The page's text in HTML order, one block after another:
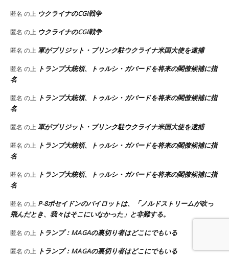
匿名 の上 ウクライナのCGI戦争
匿名 の上 ウクライナのCGI戦争
匿名 の上 軍がブリジット・ブリンク駐ウクライナ米国大使を逮捕
匿名 の上 トランプ大統領、トゥルシ・ガバードを将来の閣僚候補に指
名
匿名 の上 トランプ大統領、トゥルシ・ガバードを将来の閣僚候補に指
名
匿名 の上 軍がブリジット・ブリンク駐ウクライナ米国大使を逮捕
匿名 の上 トランプ大統領、トゥルシ・ガバードを将来の閣僚候補に指
名
匿名 の上 トランプ大統領、トゥルシ・ガバードを将来の閣僚候補に指
名
匿名 の上 P-8ポセイドンのパイロットは、「ノルドストリームが吹っ
飛んだとき、我々はそこにいなかった」と非難する。
匿名 の上 トランプ：MAGAの裏切り者はどこにでもいる
匿名 の上 トランプ：MAGAの裏切り者はどこにでもいる